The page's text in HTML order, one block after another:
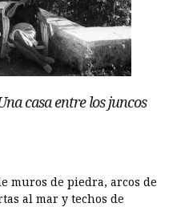
casa entre los juncos
muros de piedra, arcos de
al mar y techos de